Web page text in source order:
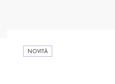
NOVITÀ